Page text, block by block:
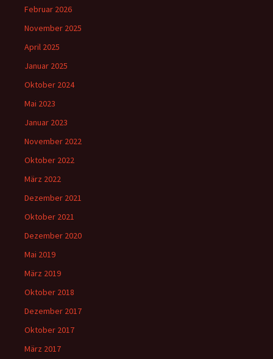
Februar 2026
November 2025
April 2025
Januar 2025
Oktober 2024
Mai 2023
Januar 2023
November 2022
Oktober 2022
März 2022
Dezember 2021
Oktober 2021
Dezember 2020
Mai 2019
März 2019
Oktober 2018
Dezember 2017
Oktober 2017
März 2017